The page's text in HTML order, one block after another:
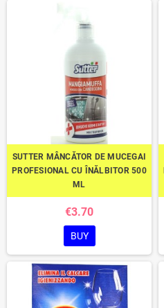
SUTTER MÂNCĂTOR DE MUCEGAI
PROFESIONAL CU ÎNĂLBITOR 500
ML
€3.70
BUY